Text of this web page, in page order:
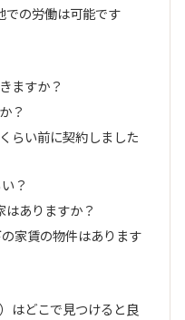
での労働は可能です
ますか？
？
らい前に契約しました
？
ありますか？
家賃の物件はあります
はどこで見つけると良